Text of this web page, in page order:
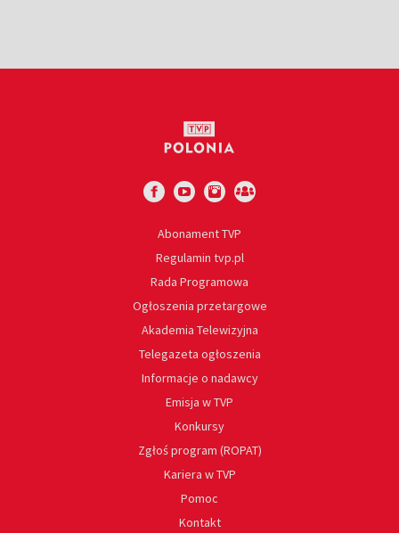
Abonament TVP
Regulamin tvp.pl
Rada Programowa
Ogłoszenia przetargowe
Akademia Telewizyjna
Telegazeta ogłoszenia
Informacje o nadawcy
Emisja w TVP
Konkursy
Zgłoś program (ROPAT)
Kariera w TVP
Pomoc
Kontakt